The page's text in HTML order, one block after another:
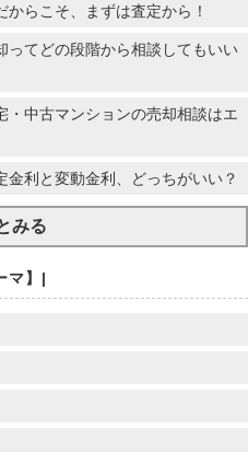
からこそ、まずは査定から！
ってどの段階から相談してもいい
・中古マンションの売却相談はエ
金利と変動金利、どっちがいい？
みる
マ】|